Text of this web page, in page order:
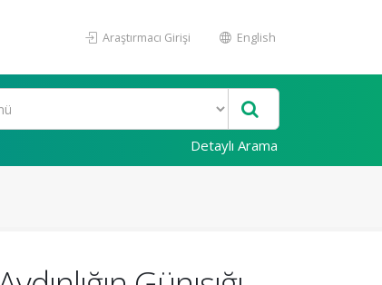
Araştırmacı Girişi English
Detaylı Arama